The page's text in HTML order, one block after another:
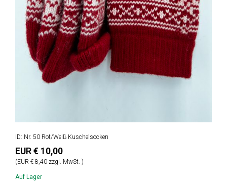
ID: Nr. 50 Rot/Weiß Kuschelsocken
EUR € 10,00
(EUR € 8,40 zzgl. MwSt. )
Auf Lager